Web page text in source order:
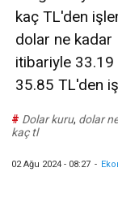
kaç TL'den
dolar ne
itibariyle
35.85 TL'den
# Dolar kuru, dolar
kaç tl
02 Ağu 2024 - 08:27 -